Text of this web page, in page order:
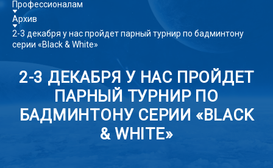
Профессионалам
Архив
2-3 декабря у нас пройдет парный турнир по бадминтону
серии «Black & White»
2-3 ДЕКАБРЯ У НАС ПРОЙДЕТ
ПАРНЫЙ ТУРНИР ПО
БАДМИНТОНУ СЕРИИ «BLACK
& WHITE»